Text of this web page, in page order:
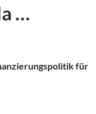
…
für